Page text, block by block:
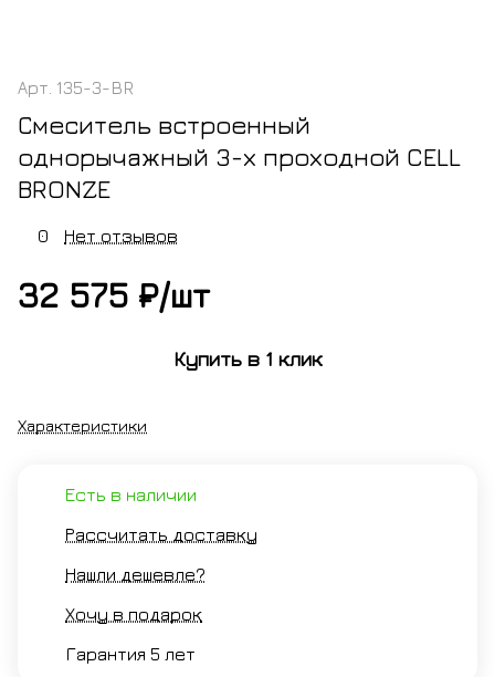
Арт. 135-3-BR
Смеситель встроенный
однорычажный 3-х проходной CELL
BRONZE
0 Нет отзывов
32 575 ₽/шт
Купить в 1 клик
Характеристики
Есть в наличии
Рассчитать доставку
Нашли дешевле?
Хочу в подарок
Гарантия 5 лет